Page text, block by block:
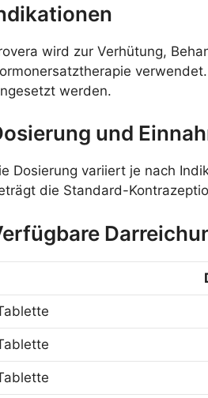
wird zur Verhütung,
werden.
und
Dosierung variiert je nach
die Standard-